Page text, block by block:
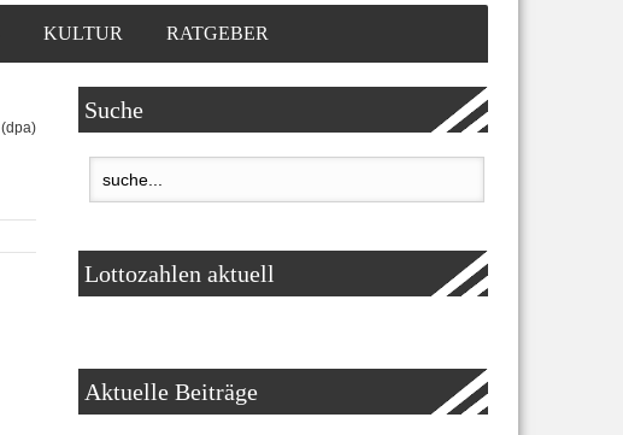
KULTUR RATGEBER
(dpa)
Suche
Lottozahlen aktuell
Aktuelle Beiträge